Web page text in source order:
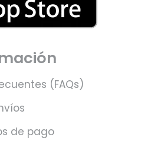
(FAQs)
de pago